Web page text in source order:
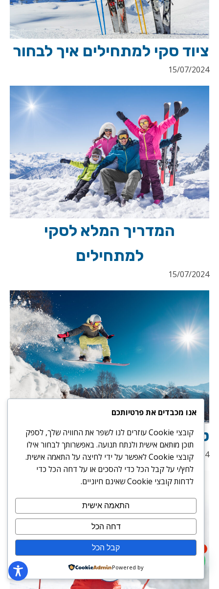
ציוד סקי למתחילים איך לבחור
15/07/2024
המדריך המלא לסקי
למתחילים
15/07/2024
טיפים חשובים לגולשי סנובורד
15/07/2024
אנו מכבדים את פרטיותכם
קובצי Cookie עוזרים לנו לשפר את החוויה שלך, לספק
תוכן מותאם אישית ולנתח תנועה. באפשרותך לבחור אילו
קובצי Cookie לאפשר על ידי לחיצה על התאמה אישית.
לחץ/י על קבל הכל כדי להסכים או על דחה הכל כדי
לדחות קובצי Cookie שאינם חיוניים.
התאמה אישית
דחה הכל
קבל הכל
Powered by